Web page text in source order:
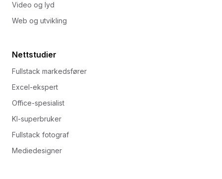
Video og lyd
Web og utvikling
Nettstudier
Fullstack markedsfører
Excel-ekspert
Office-spesialist
KI-superbruker
Fullstack fotograf
Mediedesigner